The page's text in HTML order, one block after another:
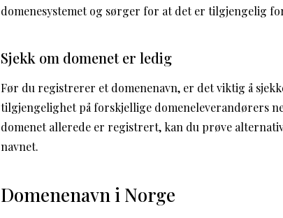
domenesystemet og sørger for at det er tilgjengelig
Sjekk om domenet er ledig
Før du registrerer et domenenavn, er det viktig å
tilgjengelighet på forskjellige domeneleverandørers
domenet allerede er registrert, kan du prøve
navnet.
Domenenavn i Norge